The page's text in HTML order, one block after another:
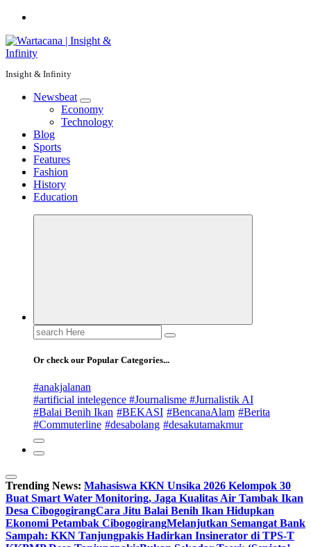
Insight & Infinity
Newsbeat
Economy
Technology
Blog
Sports
Features
Fashion
History
Education
Search
for:
Or check our Popular Categories...
#anakjalanan
#artificial intelegence #Journalisme #Jurnalistik AI
#Balai Benih Ikan #BEKASI #BencanaAlam #Berita
#Commuterline #desabolang #desakutamakmur
Trending News: Mahasiswa KKN Unsika 2026 Kelompok 30
Buat Smart Water Monitoring, Jaga Kualitas Air Tambak Ikan
Desa CibogogirangCara Jitu Balai Benih Ikan Hidupkan
Ekonomi Petambak CibogogirangMelanjutkan Semangat Bank
Sampah: KKN Tanjungpakis Hadirkan Insinerator di TPS-T